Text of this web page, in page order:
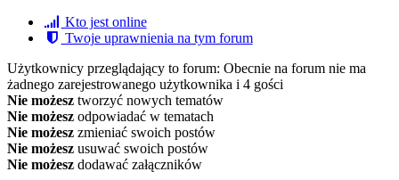
Kto jest online
Twoje uprawnienia na tym forum
Użytkownicy przeglądający to forum: Obecnie na forum nie ma
żadnego zarejestrowanego użytkownika i 4 gości
Nie możesz tworzyć nowych tematów
Nie możesz odpowiadać w tematach
Nie możesz zmieniać swoich postów
Nie możesz usuwać swoich postów
Nie możesz dodawać załączników